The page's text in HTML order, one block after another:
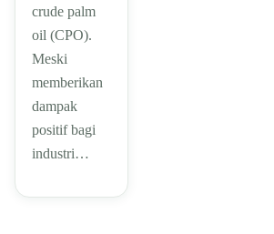
crude palm
oil (CPO).
Meski
memberikan
dampak
positif bagi
industri…